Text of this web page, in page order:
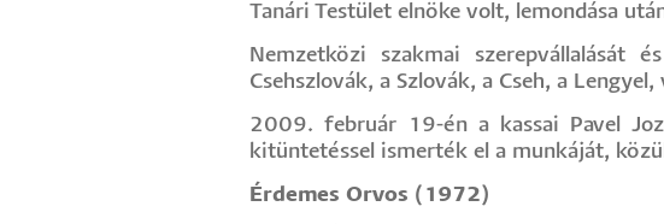
Tanári Testület elnöke volt, lemondása
Nemzetközi szakmai
Csehszlovák, a Szlovák, a Cseh, a
2009. február 19-én a kassai Pavel
kitüntetéssel ismerték el a munkáját,
Érdemes Orvos (1972)